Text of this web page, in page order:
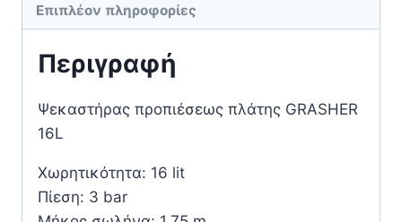
Επιπλέον πληροφορίες
Περιγραφή
Ψεκαστήρας προπιέσεως πλάτης GRASHER
16L
Χωρητικότητα: 16 lit
Πίεση: 3 bar